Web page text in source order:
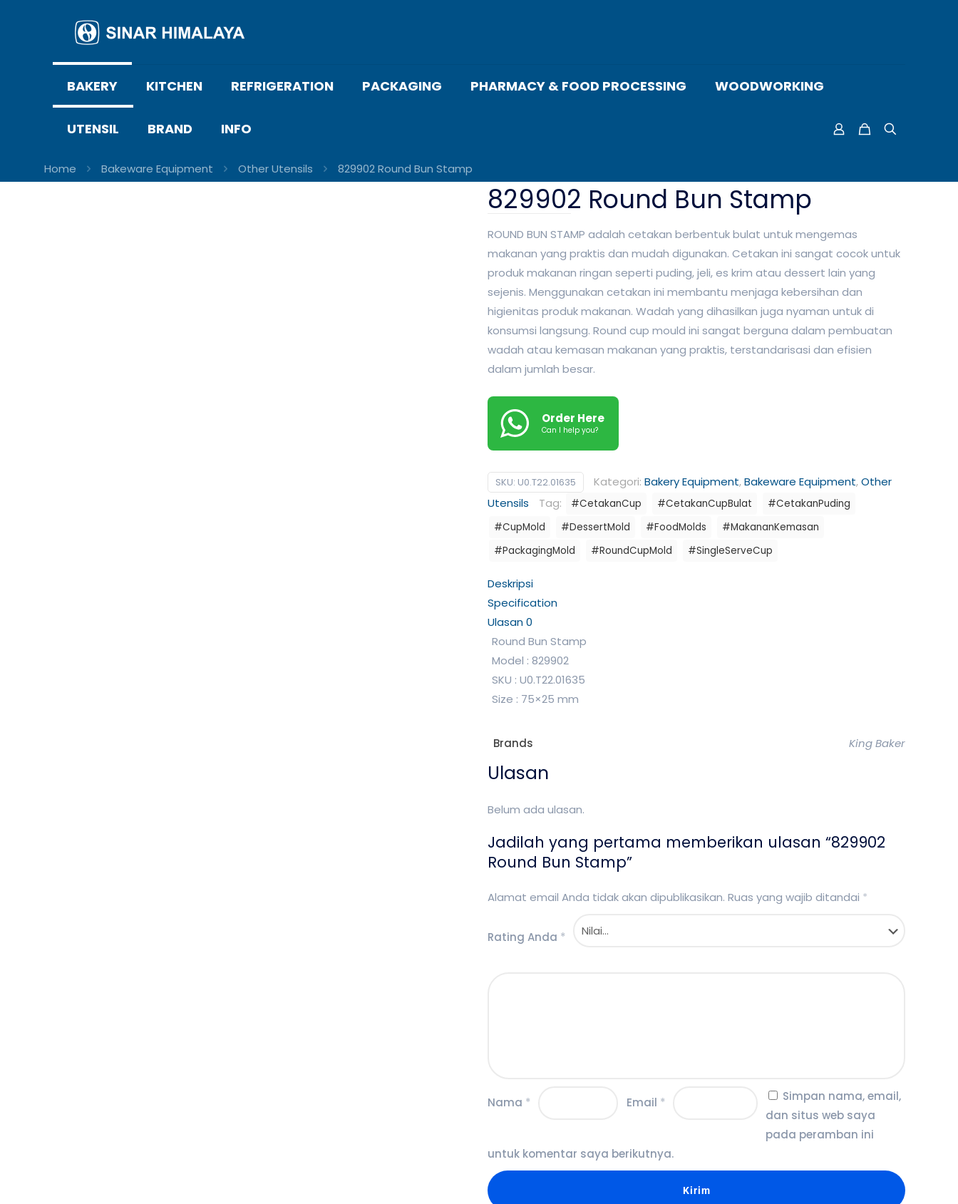
BAKERY KITCHEN REFRIGERATION PACKAGING PHARMACY & FOOD PROCESSING WOODWORKING
UTENSIL BRAND INFO
Home Bakeware Equipment Other Utensils 829902 Round Bun Stamp
829902 Round Bun Stamp
ROUND BUN STAMP adalah cetakan berbentuk bulat untuk mengemas
makanan yang praktis dan mudah digunakan. Cetakan ini sangat cocok untuk
produk makanan ringan seperti puding, jeli, es krim atau dessert lain yang
sejenis. Menggunakan cetakan ini membantu menjaga kebersihan dan
higienitas produk makanan. Wadah yang dihasilkan juga nyaman untuk di
konsumsi langsung. Round cup mould ini sangat berguna dalam pembuatan
wadah atau kemasan makanan yang praktis, terstandarisasi dan efisien
dalam jumlah besar.
Order Here
Can I help you?
SKU: U0.T22.01635 Kategori: Bakery Equipment,Bakeware Equipment,Other
Utensils
Tag: #CetakanCup #CetakanCupBulat
#CetakanPuding
#CupMold
#DessertMold #FoodMolds
#MakananKemasan
#PackagingMold
#RoundCupMold #SingleServeCup
Deskripsi
Specification
Ulasan0
Round Bun Stamp
Model : 829902
SKU : U0.T22.01635
Size : 75×25 mm
Brands King Baker
Ulasan
Belum ada ulasan.
Jadilah yang pertama memberikan ulasan “829902
Round Bun Stamp”
Alamat email Anda tidak akan dipublikasikan. Ruas yang wajib ditandai *
Rating Anda *
Nama * Email *
Simpan nama, email,
dan situs web saya
pada peramban ini
untuk komentar saya berikutnya.